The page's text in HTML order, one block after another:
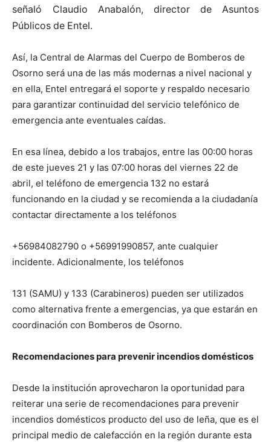
señaló Claudio
Anabalón, director de
Asuntos
Públicos de Entel.
Así, la Central de Alarmas del Cuerpo de Bomberos de
Osorno será una de las más modernas a nivel nacional y
en ella, Entel entregará el soporte y respaldo necesario
para garantizar continuidad del servicio telefónico de
emergencia ante eventuales caídas.
En esa línea, debido a los trabajos, entre las 00:00 horas
de este jueves 21 y las 07:00 horas del viernes 22 de
abril, el teléfono de emergencia 132 no estará
funcionando en la ciudad y se recomienda a la ciudadanía
contactar directamente a los teléfonos
+56984082790 o +56991990857, ante cualquier
incidente. Adicionalmente, los teléfonos
131 (SAMU) y 133 (Carabineros) pueden ser utilizados
como alternativa frente a emergencias, ya que estarán en
coordinación con Bomberos de Osorno.
Recomendaciones para prevenir incendios domésticos
Desde la institución aprovecharon la oportunidad para
reiterar una serie de recomendaciones para prevenir
incendios domésticos producto del uso de leña, que es el
principal medio de calefacción en la región durante esta